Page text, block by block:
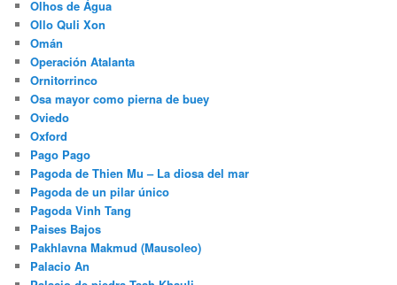
Olhos de Água
Ollo Quli Xon
Omán
Operación Atalanta
Ornitorrinco
Osa mayor como pierna de buey
Oviedo
Oxford
Pago Pago
Pagoda de Thien Mu – La diosa del mar
Pagoda de un pilar único
Pagoda Vinh Tang
Paises Bajos
Pakhlavna Makmud (Mausoleo)
Palacio An